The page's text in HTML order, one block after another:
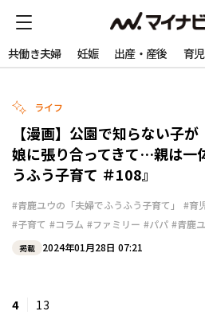
共働き夫婦 妊娠 出産・産後 育児
ライフ
【漫画】公園で知らない子
娘に張り合ってきて…親は一
うふう子育て ＃108』
#青鹿ユウの「夫婦でふうふう子育て」 #育
#子育て #コラム #ファミリー #パパ #青鹿
掲載 2024年01月28日 07:21
4 13